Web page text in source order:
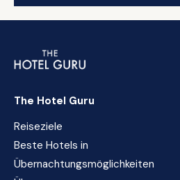
The Hotel Guru
Reiseziele
Beste Hotels in
Übernachtungsmöglichkeiten